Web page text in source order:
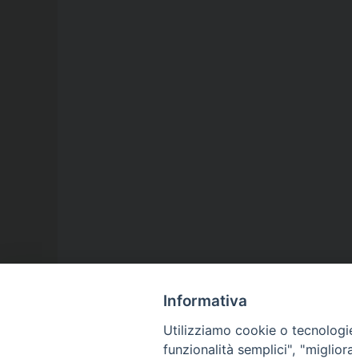
Informativa
Utilizziamo cookie o
funzionalità semplici",